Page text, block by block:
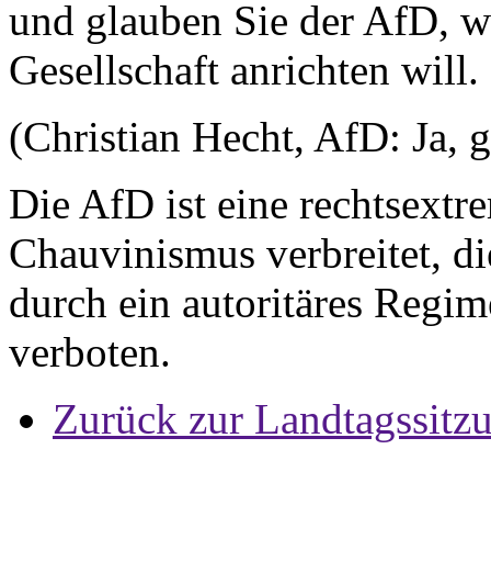
und glauben Sie der AfD,
Gesellschaft anrichten will.
(Christian Hecht, AfD: Ja,
Die AfD ist eine
Chauvinismus verbreitet,
durch ein autoritäres
verboten.
Zurück zur